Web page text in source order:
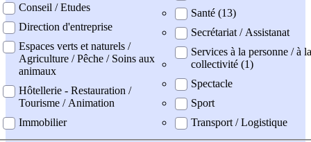
Conseil / Etudes
Direction d'entreprise
Espaces verts et naturels /
Agriculture / Pêche / Soins aux
animaux
Hôtellerie - Restauration /
Tourisme / Animation
Immobilier
Santé (13)
Secrétariat / Assistanat
Services à la personne / à la
collectivité (1)
Spectacle
Sport
Transport / Logistique